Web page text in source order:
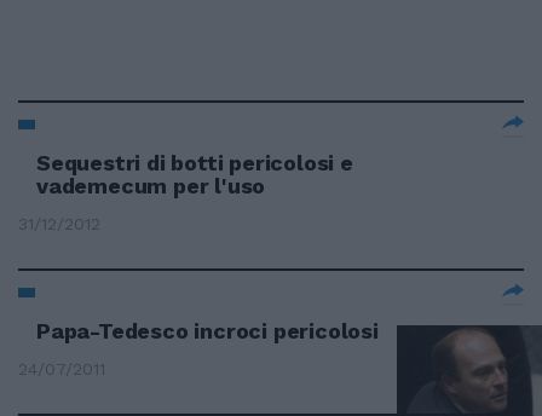
Sequestri di botti pericolosi e
vademecum per l'uso
31/12/2012
Papa-Tedesco incroci pericolosi
24/07/2011